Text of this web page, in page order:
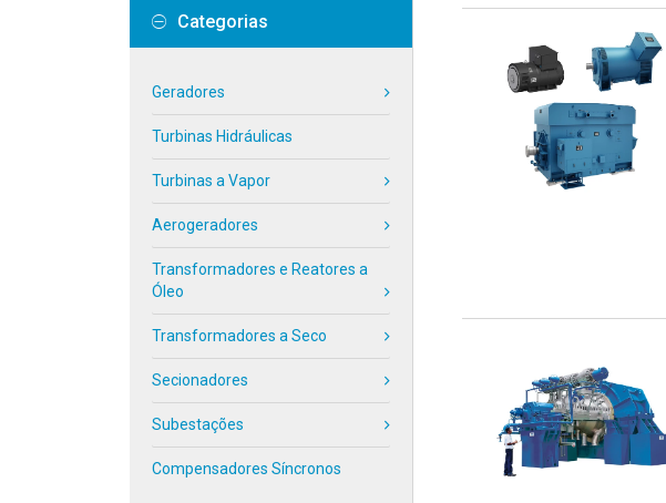
Categorias
Geradores
Turbinas Hidráulicas
Turbinas a Vapor
Aerogeradores
Transformadores e Reatores a
Óleo
Transformadores a Seco
Secionadores
Subestações
Compensadores Síncronos